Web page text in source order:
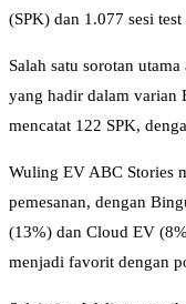
(SPK) dan 1.077 sesi
Salah satu sorotan
yang hadir dalam varian
mencatat 122 SPK,
Wuling EV ABC Stories
pemesanan, dengan
(13%) dan Cloud EV
menjadi favorit dengan